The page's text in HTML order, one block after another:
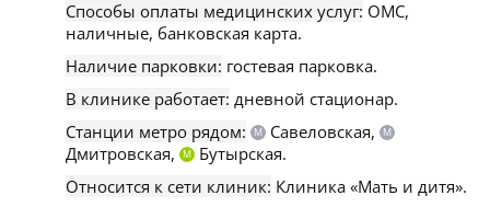
Способы оплаты медицинских услуг: ОМС,
наличные, банковская карта.
Наличие парковки: гостевая парковка.
В клинике работает: дневной стационар.
Станции метро рядом:
М Савеловская, М
Дмитровская, М
Бутырская.
Относится к сети клиник: Клиника «Мать и дитя».